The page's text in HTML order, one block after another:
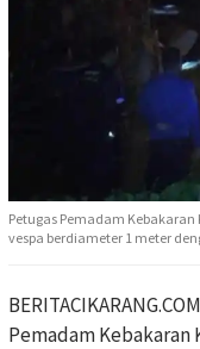
Petugas Pemadam
vespa berdiameter 1 meter
Pemadam